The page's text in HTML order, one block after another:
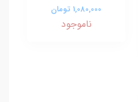
1,080,000 تومان
ناموجود